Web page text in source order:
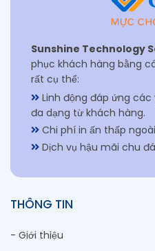
Sunshine Technology
phục khách hàng bằng
rất cụ thể:
Linh động đáp ứng
đa dạng từ khách hàng.
Chi phí in ấn thấp
Dịch vụ hậu mãi chu
THÔNG TIN
- Giới thiệu